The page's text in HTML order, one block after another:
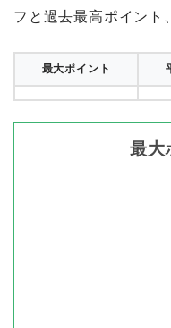
フと過去最高ポイント
最大ポイント
最大